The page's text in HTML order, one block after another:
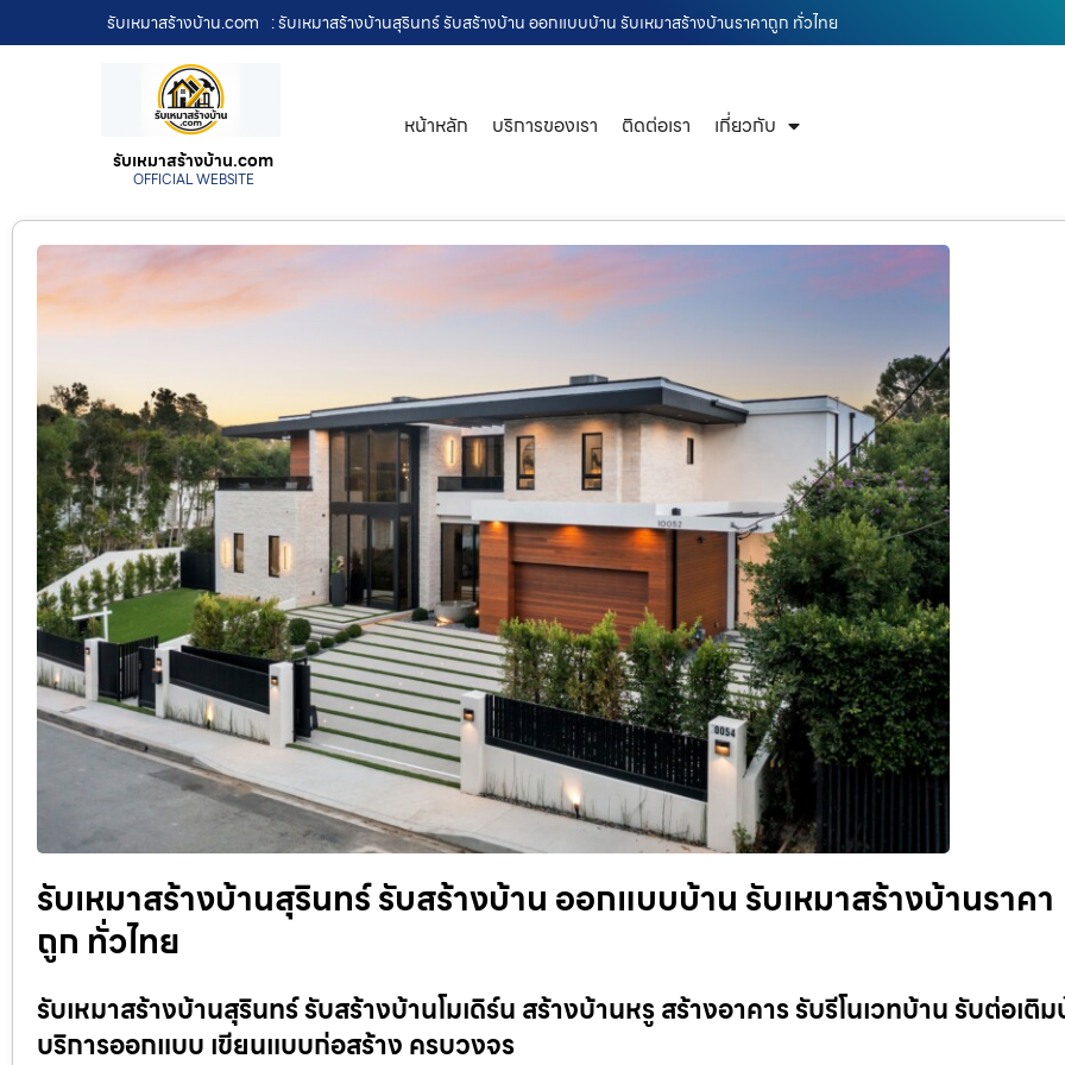
รับเหมาสร้างบ้าน.com : รับเหมาสร้างบ้านสุรินทร์ รับสร้างบ้าน ออกแบบบ้าน รับเหมาสร้างบ้านราคาถูก ทั่วไทย
รับเหมาสร้างบ้าน.com
OFFICIAL WEBSITE
หน้าหลัก บริการของเรา ติดต่อเรา เกี่ยวกับ
รับเหมาสร้างบ้านสุรินทร์ รับสร้างบ้าน ออกแบบบ้าน รับเหมาสร้างบ้านราคา
ถูก ทั่วไทย
รับเหมาสร้างบ้านสุรินทร์ รับสร้างบ้านโมเดิร์น สร้างบ้านหรู สร้างอาคาร รับรีโนเวทบ้าน รับต่อเติ
บริการออกแบบ เขียนแบบก่อสร้าง ครบวงจร